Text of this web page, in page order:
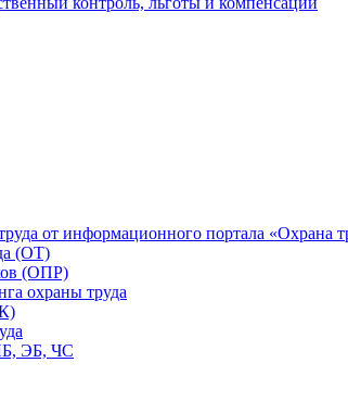
от информационного портала «Охрана
(ОТ)
(ОПР)
охраны труда
ЭБ, ЧС